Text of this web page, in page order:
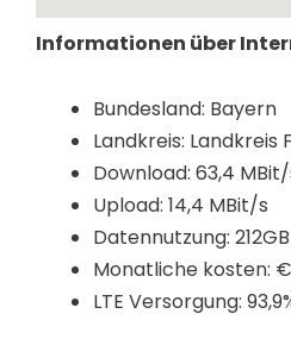
Informationen über
Bundesland: Bayern
Landkreis:
Download: 63,4
Upload: 14,4 MBit/s
Datennutzung: 212GB
Monatliche kosten:
LTE Versorgung: